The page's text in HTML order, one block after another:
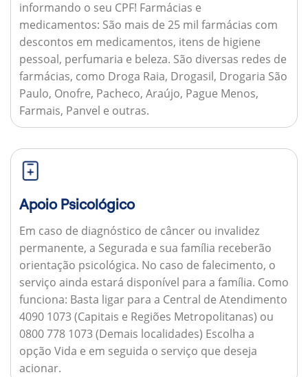
informando o seu CPF! Farmácias e
medicamentos: São mais de 25 mil farmácias com
descontos em medicamentos, itens de higiene
pessoal, perfumaria e beleza. São diversas redes de
farmácias, como Droga Raia, Drogasil, Drogaria São
Paulo, Onofre, Pacheco, Araújo, Pague Menos,
Farmais, Panvel e outras.
Apoio Psicológico
Em caso de diagnóstico de câncer ou invalidez
permanente, a Segurada e sua família receberão
orientação psicológica. No caso de falecimento, o
serviço ainda estará disponível para a família. Como
funciona: Basta ligar para a Central de Atendimento
4090 1073 (Capitais e Regiões Metropolitanas) ou
0800 778 1073 (Demais localidades) Escolha a
opção Vida e em seguida o serviço que deseja
acionar.